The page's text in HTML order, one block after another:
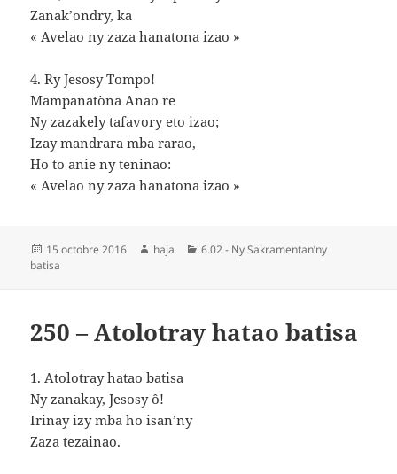
Zanak’ondry, ka
« Avelao ny zaza hanatona izao »
4. Ry Jesosy Tompo!
Mampanatòna Anao re
Ny zazakely tafavory eto izao;
Izay mandrara mba rarao,
Ho to anie ny teninao:
« Avelao ny zaza hanatona izao »
Publié
le
15 octobre 2016 Auteur
haja Catégories
6.02 - Ny Sakramentan’ny
batisa
250 – Atolotray hatao batisa
1. Atolotray hatao batisa
Ny zanakay, Jesosy ô!
Irinay izy mba ho isan’ny
Zaza tezainao.